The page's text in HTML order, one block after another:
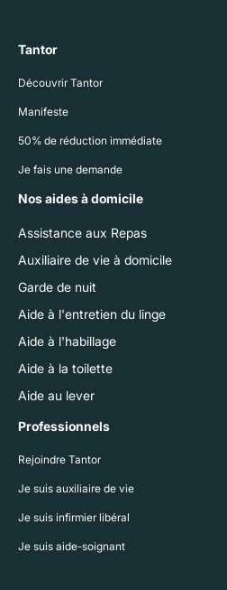
Tantor
Découvrir Tantor
Manifeste
50% de réduction immédiate
Je fais une demande
Nos aides à domicile
Assistance aux Repas
Auxiliaire de vie à domicile
Garde de nuit
Aide à l'entretien du linge
Aide à l'habillage
Aide à la toilette
Aide au lever
Professionnels
Rejoindre Tantor
Je suis auxiliaire de vie
Je suis infirmier libéral
Je suis aide-soignant